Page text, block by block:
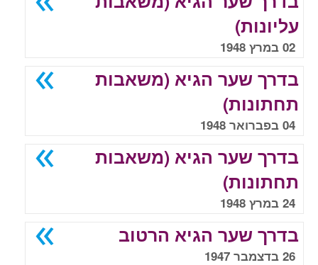
עליונות)
02 במרץ 1948
בדרך שער הגיא (משאבות
תחתונות)
04 בפברואר 1948
בדרך שער הגיא (משאבות
תחתונות)
24 במרץ 1948
בדרך שער הגיא הרטוב
26 בדצמבר 1947